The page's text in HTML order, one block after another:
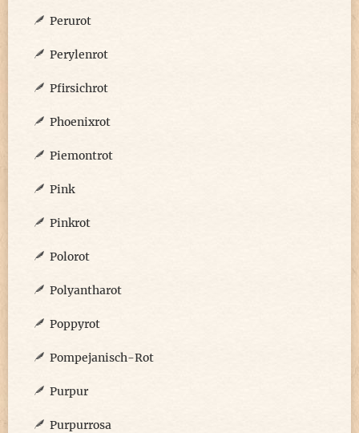
Perurot
Perylenrot
Pfirsichrot
Phoenixrot
Piemontrot
Pink
Pinkrot
Polorot
Polyantharot
Poppyrot
Pompejanisch-Rot
Purpur
Purpurrosa